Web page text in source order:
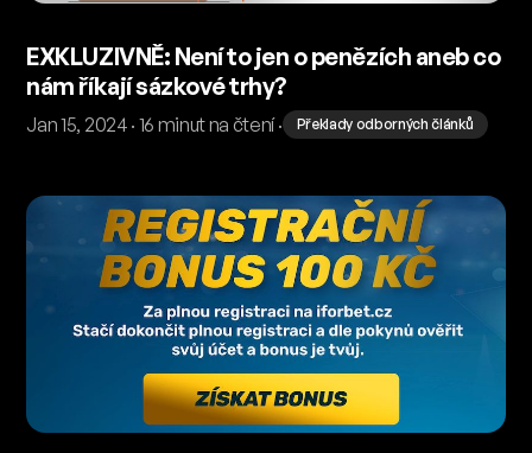
EXKLUZIVNĚ: Není to jen o penězích aneb co
nám říkají sázkové trhy?
Jan 15, 2024 · 16 minut na čtení · Překlady odborných článků